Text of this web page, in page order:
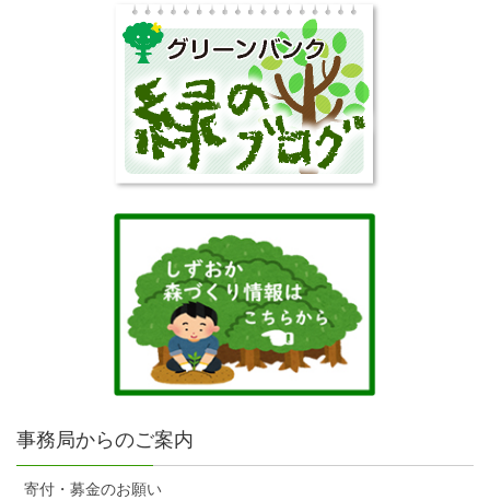
事務局からのご案内
寄付・募金のお願い